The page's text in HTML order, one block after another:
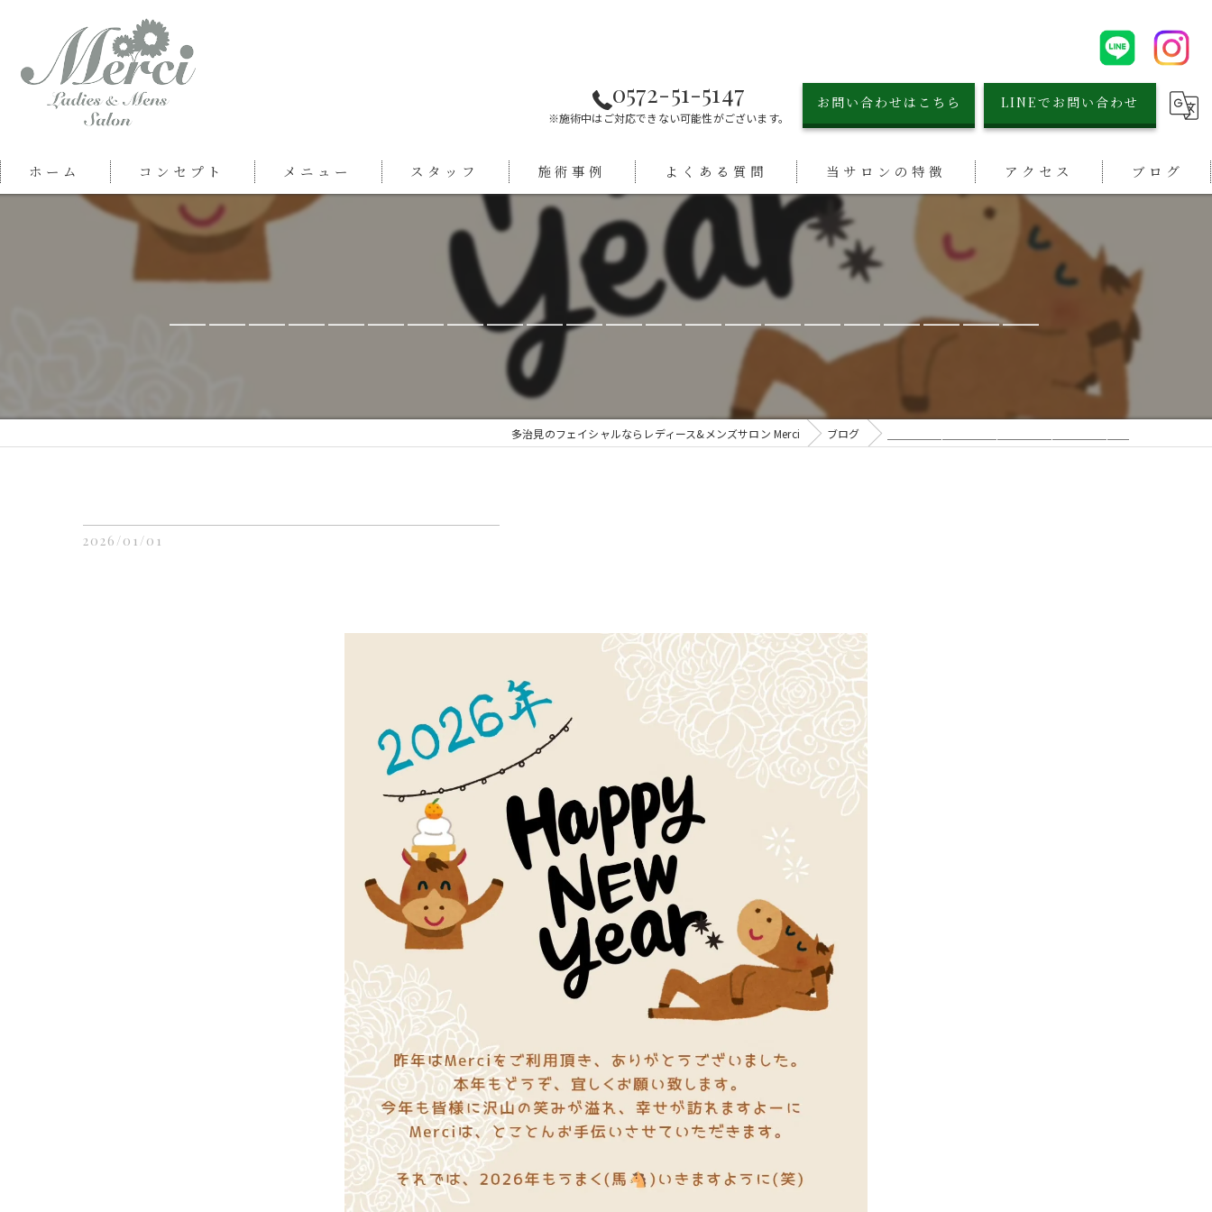
0572-51-5147
※施術中はご対応できない可能性がございます。
お問い合わせはこちら LINEでお問い合わせ
ホーム コンセプト メニュー スタッフ 施術事例 よくある質問 当サロンの特徴
シミ取り
毛穴
ブライダル
アクセス
漫画特集
ブログ
＿＿＿＿＿＿＿＿＿＿＿＿＿＿＿＿＿＿＿＿＿＿
多治見のフェイシャルならレディース&メンズサロン Merci ブログ
2026/01/01